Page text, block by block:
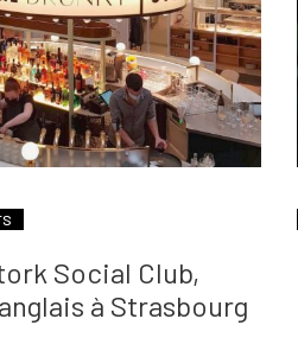
Social Club,
à Strasbourg